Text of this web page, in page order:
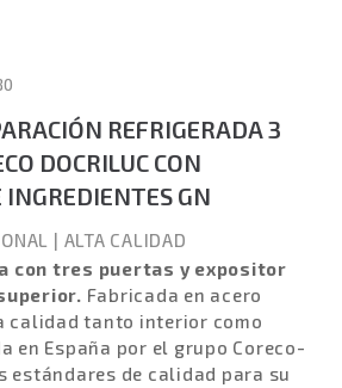
REFRIGERADA 3
DOCRILUC CON
INGREDIENTES GN
| ALTA CALIDAD
con tres puertas y expositor
Fabricada en acero
calidad tanto interior como
en España por el grupo Coreco-
estándares de calidad para su